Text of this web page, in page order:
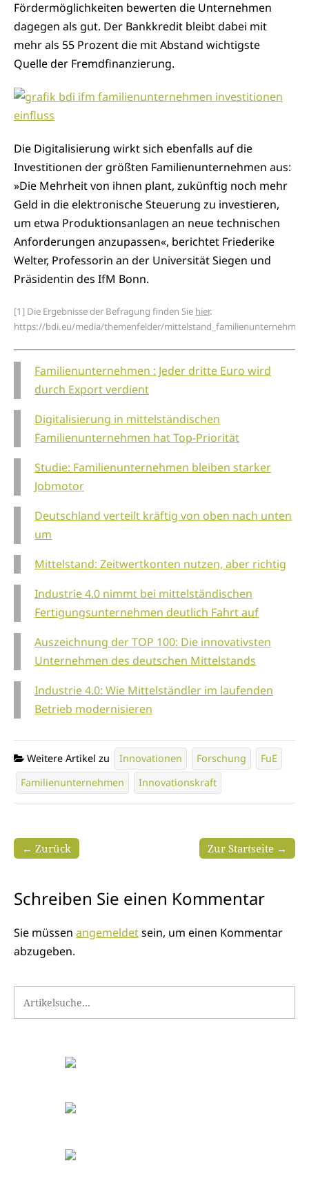
Fördermöglichkeiten bewerten die Unternehmen
dagegen als gut. Der Bankkredit bleibt dabei mit
mehr als 55 Prozent die mit Abstand wichtigste
Quelle der Fremdfinanzierung.
Die Digitalisierung wirkt sich ebenfalls auf die
Investitionen der größten Familienunternehmen aus:
»Die Mehrheit von ihnen plant, zukünftig noch mehr
Geld in die elektronische Steuerung zu investieren,
um etwa Produktionsanlagen an neue technischen
Anforderungen anzupassen«, berichtet Friederike
Welter, Professorin an der Universität Siegen und
Präsidentin des IfM Bonn.
[1] Die Ergebnisse der Befragung finden Sie hier.
https://bdi.eu/media/themenfelder/
Familienunternehmen : Jeder dritte Euro wird
durch Export verdient
Digitalisierung in mittelständischen
Familienunternehmen hat Top-Priorität
Studie: Familienunternehmen bleiben starker
Jobmotor
Deutschland verteilt kräftig von oben nach unten
um
Mittelstand: Zeitwertkonten nutzen, aber richtig
Industrie 4.0 nimmt bei mittelständischen
Fertigungsunternehmen deutlich Fahrt auf
Auszeichnung der TOP 100: Die innovativsten
Unternehmen des deutschen Mittelstands
Industrie 4.0: Wie Mittelständler im laufenden
Betrieb modernisieren
Weitere Artikel zu Innovationen Forschung
FuE
Familienunternehmen
Innovationskraft
Zur Startseite →
← Zurück
Schreiben Sie einen Kommentar
Sie müssen angemeldetsein, um einen Kommentar
abzugeben.